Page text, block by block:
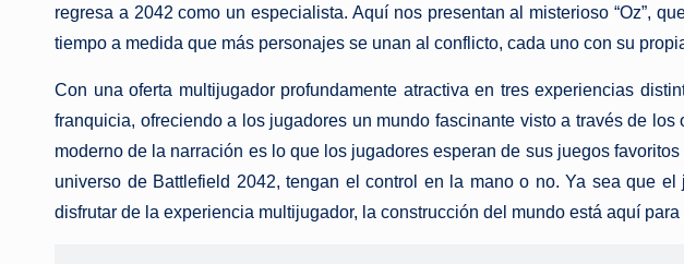
regresa a 2042 como un especialista. Aquí nos presentan al misterioso “Oz”,
tiempo a medida que más personajes se unan al conflicto, cada uno con su
Con una oferta multijugador profundamente atractiva en tres experiencias
franquicia, ofreciendo a los jugadores un mundo fascinante visto a través de
moderno de la narración es lo que los jugadores esperan de sus juegos
universo de Battlefield 2042, tengan el control en la mano o no. Ya sea que
disfrutar de la experiencia multijugador, la construcción del mundo está aquí